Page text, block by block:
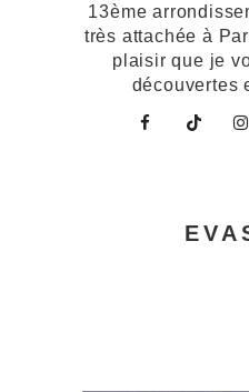
13ème
très attachée à
plaisir que je
découvertes